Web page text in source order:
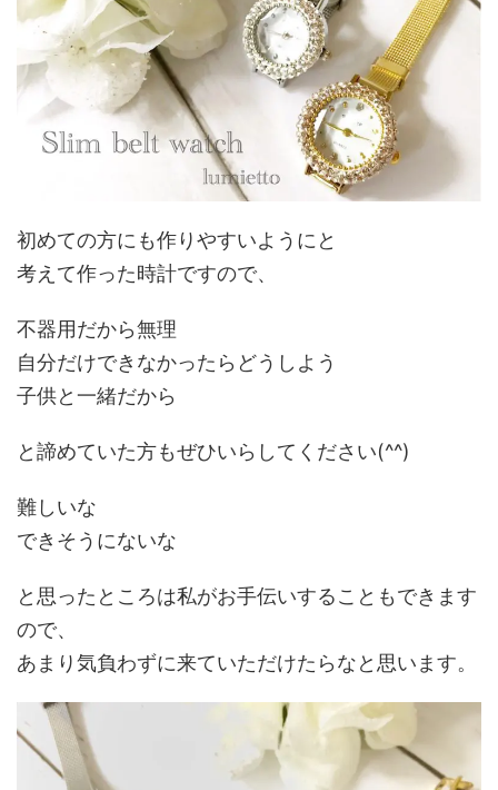
初めての方にも作りやすいようにと
考えて作った時計ですので、
不器用だから無理
自分だけできなかったらどうしよう
子供と一緒だから
と諦めていた方もぜひいらしてください(^^)
難しいな
できそうにないな
と思ったところは私がお手伝いすることもできます
ので、
あまり気負わずに来ていただけたらなと思います。